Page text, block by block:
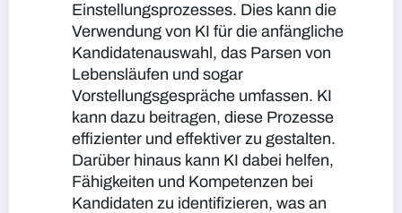
Einstellungsprozesses. Dies kann die
Verwendung von KI für die anfängliche
Kandidatenauswahl, das Parsen von
Lebensläufen und sogar
Vorstellungsgespräche umfassen. KI
kann dazu beitragen, diese Prozesse
effizienter und effektiver zu gestalten.
Darüber hinaus kann KI dabei helfen,
Fähigkeiten und Kompetenzen bei
Kandidaten zu identifizieren, was an